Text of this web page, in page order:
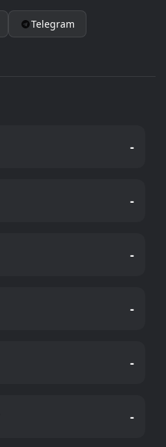
Telegram
-
-
-
-
-
-